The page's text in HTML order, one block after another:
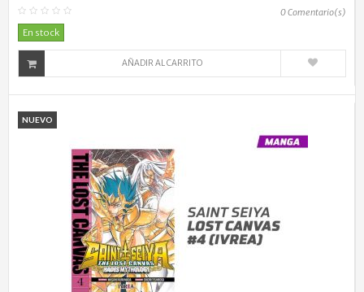
0Comentario(s)
En stock
AÑADIR AL CARRITO
NUEVO